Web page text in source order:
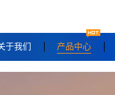
于我们 产品中心